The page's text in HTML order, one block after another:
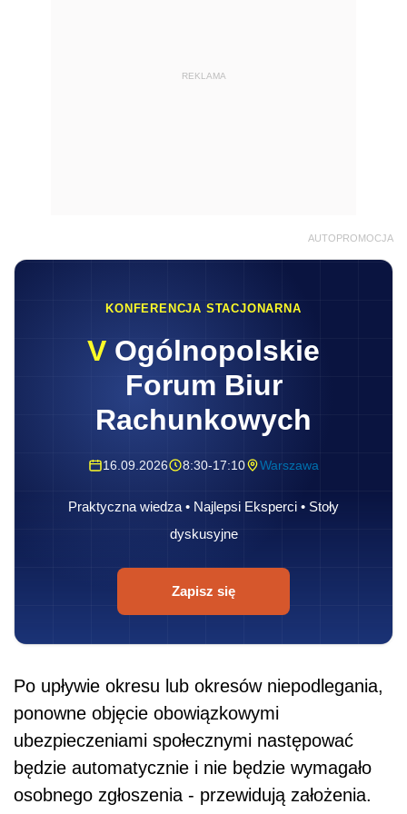
REKLAMA
AUTOPROMOCJA
KONFERENCJA STACJONARNA
V Ogólnopolskie
Forum Biur
Rachunkowych
16.09.2026 8:30-17:10 Warszawa
Praktyczna wiedza • Najlepsi Eksperci • Stoły
dyskusyjne
Zapisz się
Po upływie okresu lub okresów niepodlegania,
ponowne objęcie obowiązkowymi
ubezpieczeniami społecznymi następować
będzie automatycznie i nie będzie wymagało
osobnego zgłoszenia - przewidują założenia.